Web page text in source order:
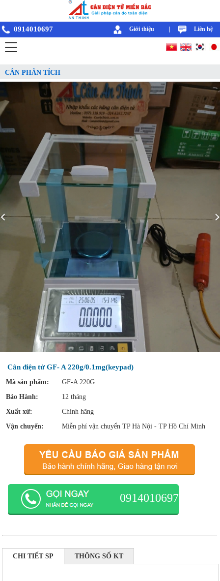
0914010697 Giới thiệu Liên hệ
CÂN PHÂN TÍCH
Cân điện tử GF- A 220g/0.1mg(keypad)
Mã sản phẩm:
GF-A 220G
Bảo Hành:
12 tháng
Xuất xứ:
Chính hãng
Vận chuyển:
Miễn phí vận chuyển TP Hà Nội - TP Hồ Chí Minh
0914010697
CHI TIẾT SP THÔNG SỐ KT